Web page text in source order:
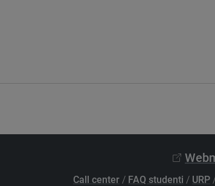
Call center / FAQ studenti / URP